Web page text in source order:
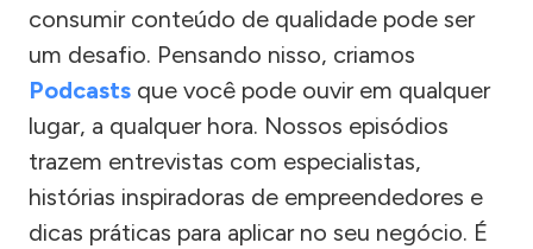
consumir conteúdo de qualidade pode ser
um desafio. Pensando nisso, criamos
Podcasts que você pode ouvir em qualquer
lugar, a qualquer hora. Nossos episódios
trazem entrevistas com especialistas,
histórias inspiradoras de empreendedores e
dicas práticas para aplicar no seu negócio. É